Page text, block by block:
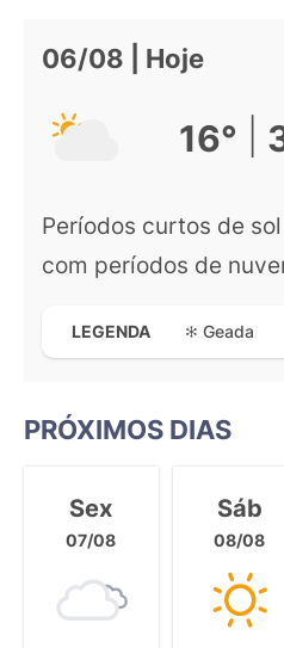
06/08 | Hoje
16°
Períodos curtos de
com períodos de
LEGENDA Geada
PRÓXIMOS DIAS
Sex
07/08
Sáb
08/08